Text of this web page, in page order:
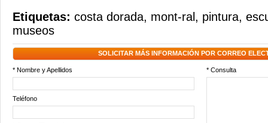
Etiquetas: costa dorada, mont-ral , pintura,
museos
SOLICITAR MÁS INFORMACIÓN POR CORREO
* Nombre y Apellidos * Consulta
Teléfono